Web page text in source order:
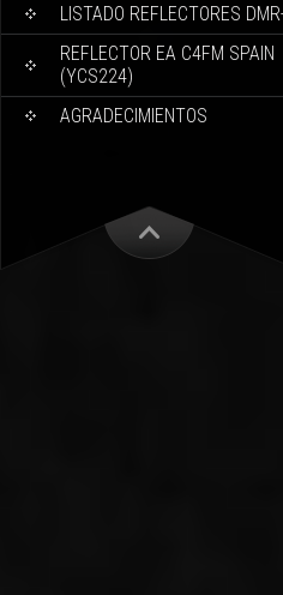
LISTADO REFLECTORES
REFLECTOR EA C4FM SPAIN
(YCS224)
AGRADECIMIENTOS